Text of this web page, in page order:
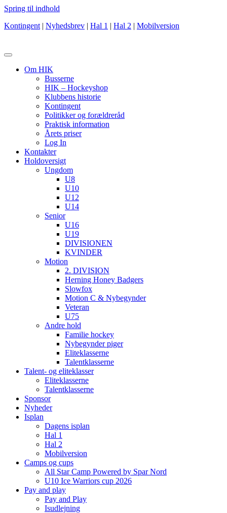
Spring til indhold
Kontingent | Nyhedsbrev | Hal 1 | Hal 2 | Mobilversion
Om HIK
Busserne
HIK – Hockeyshop
Klubbens historie
Kontingent
Politikker og forældreråd
Praktisk information
Årets priser
Log In
Kontakter
Holdoversigt
Ungdom
U8
U10
U12
U14
Senior
U16
U19
DIVISIONEN
KVINDER
Motion
2. DIVISION
Herning Honey Badgers
Slowfox
Motion C & Nybegynder
Veteran
U75
Andre hold
Familie hockey
Nybegynder piger
Eliteklasserne
Talentklasserne
Talent- og eliteklasser
Eliteklasserne
Talentklasserne
Sponsor
Nyheder
Isplan
Dagens isplan
Hal 1
Hal 2
Mobilversion
Camps og cups
All Star Camp Powered by Spar Nord
U10 Ice Warriors cup 2026
Pay and play
Pay and Play
Isudlejning